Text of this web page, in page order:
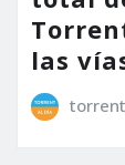
las